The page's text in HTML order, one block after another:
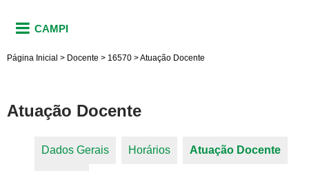
CAMPI
Página Inicial > Docente > 16570 >Atuação Docente
Atuação Docente
Dados Gerais Horários Atuação Docente